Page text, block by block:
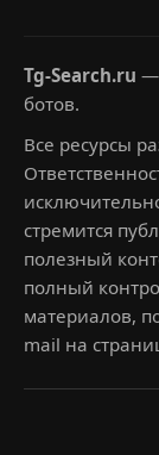
Tg-Search.ru —
ботов.
Все ресурсы
стремится
полезный
полный
материалов,
mail на